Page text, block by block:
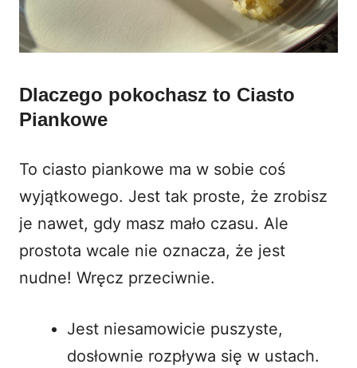
Dlaczego pokochasz to Ciasto
Piankowe
To ciasto piankowe ma w sobie coś
wyjątkowego. Jest tak proste, że zrobisz
je nawet, gdy masz mało czasu. Ale
prostota wcale nie oznacza, że jest
nudne! Wręcz przeciwnie.
Jest niesamowicie puszyste,
dosłownie rozpływa się w ustach.